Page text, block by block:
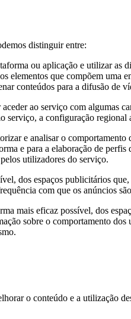
distinguir entre:
ou aplicação e utilizar
elementos que compõem
conteúdos para a difusão de
ao serviço com algumas
a configuração regional
e analisar o
e para a elaboração de
utilizadores do serviço.
dos espaços publicitários
com que os anúncios
mais eficaz possível, dos
sobre o comportamento
o conteúdo e a utilização